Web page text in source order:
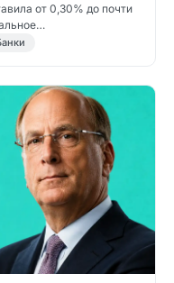
от 0,30% до почти